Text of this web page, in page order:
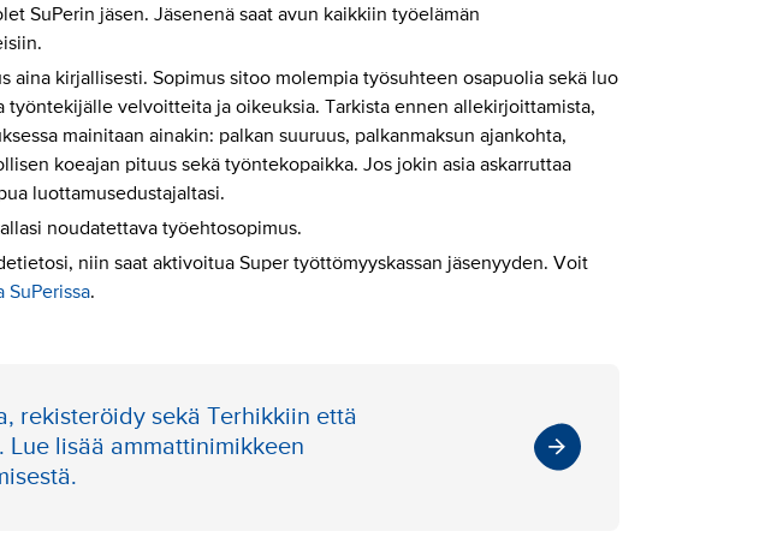
SuPerin jäsen. Jäsenenä saat avun kaikkiin työelämän
aina kirjallisesti. Sopimus sitoo molempia työsuhteen osapuolia sekä luo
työntekijälle velvoitteita ja oikeuksia. Tarkista ennen allekirjoittamista,
mainitaan ainakin: palkan suuruus, palkanmaksun ajankohta,
koeajan pituus sekä työntekopaikka. Jos jokin asia askarruttaa
luottamusedustajaltasi.
noudatettava työehtosopimus.
niin saat aktivoitua Super työttömyyskassan jäsenyyden. Voit
SuPerissa.
rekisteröidy sekä Terhikkiin että
Lue lisää ammattinimikkeen